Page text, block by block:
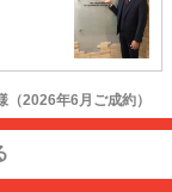
（2026年6月ご成約）